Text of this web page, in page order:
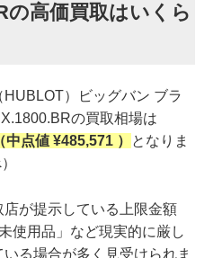
の高価買取はいくら
）ビッグバン ブラ
の買取相場は
点値 ¥485,571 ）
となりま
が提示している上限金額
使用品」など現実的に厳し
る場合が多く見受けられま